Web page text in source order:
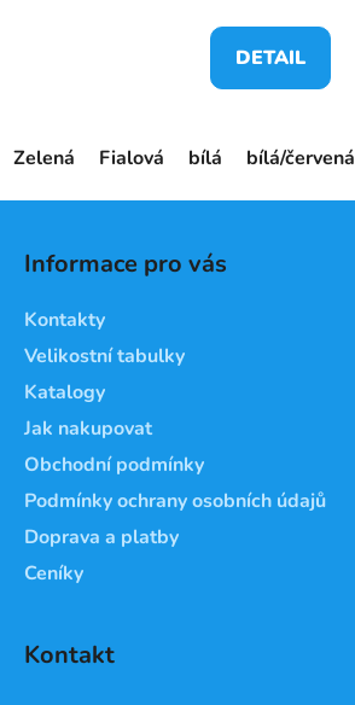
DETAIL
Zelená Fialová bílá bílá/červená
Informace pro vás
Kontakty
Velikostní tabulky
Katalogy
Jak nakupovat
Obchodní podmínky
Podmínky ochrany osobních údajů
Doprava a platby
Ceníky
Kontakt